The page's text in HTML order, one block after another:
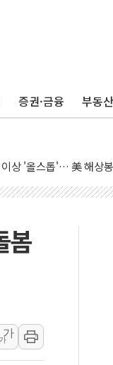
증권·금융 부동산
가능성 낮아지며 상
전망 우세
다음 주"
트럼프 제동
했나" 촉각
크에 반도체주 '활짝'
리 인상 기대 후퇴
시 '시끌'
도권 집중 완화 전환점"
봄
가
가